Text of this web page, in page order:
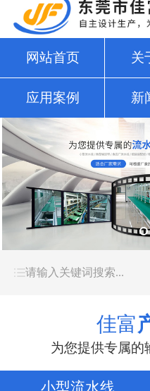
网站首页 关
应用案例 新
佳富
为您提供专属的
小型流水线